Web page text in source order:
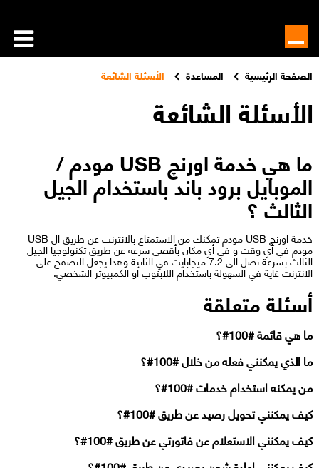
الصفحة الرئيسية المساعدة الأسئلة الشائعة
الأسئلة الشائعة
ما هي خدمة اورنچ USB مودم /
الموبايل برود باند باستخدام الجيل
الثالث ؟
خدمة اورنچ USB مودم تمكنك من الاستمتاع بالانترنت عن طريق ال USB
مودم في أي وقت و في أي مكان بأقصى سرعه عن طريق تكنولوجيا الجيل
الثالث بسرعة تصل الى 7.2 ميجابايت في الثانية وهذا يجعل التصفح على
الانترنت غاية في السهولة باستخدام اللابتوب او الكمبيوتر الشخصي.​
أسئلة متعلقة
ما هي قائمة #100#؟
ما الذي يمكنني فعله من خلال #100#؟
من يمكنه استخدام خدمات #100#؟
كيف يمكنني تحويل رصيد عن طريق #100#؟
كيف يمكنني الاستعلام عن فاتورتي عن طريق #100#؟